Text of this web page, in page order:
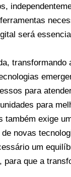
será
transformando
para
para
exige
novas
um
que a